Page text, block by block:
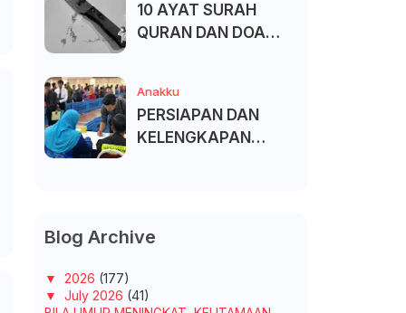
10 AYAT SURAH
QURAN DAN DOA
Anakku
PERSIAPAN DAN
KELENGKAPAN
Blog Archive
▼ 2026 (177)
▼ July 2026 (41)